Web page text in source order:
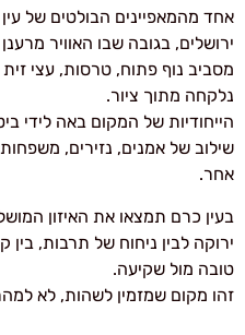
אחד מהמאפיינים הבולטים של
ירושלים, בגובה שבו האוויר
מסביב נוף פתוח, טרסות, עצי
נלקחה מתוך ציור.
הייחודיות של המקום באה לידי
שילוב של אמנים, נזירים,
אחר.
בעין כרם תמצאו את האיזון
ירוקה לבין ניחוח של תרבות, בין
טובה מול שקיעה.
זהו מקום שמזמין לשהות, לא